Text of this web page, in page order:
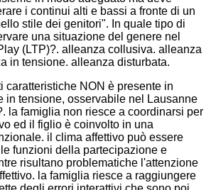
i continui alti e bassi a fronte di un
stile dei genitori". In quale tipo di
una situazione del genere nel
(LTP)?. alleanza collusiva. alleanza
in tensione. alleanza disturbata.
caratteristiche NON è presente in
in tensione, osservabile nel Lausanne
la famiglia non riesce a coordinarsi per
ed il figlio è coinvolto in una
il clima affettivo può essere
funzioni della partecipazione e
risultano problematiche l'attenzione
la famiglia riesce a raggiungere